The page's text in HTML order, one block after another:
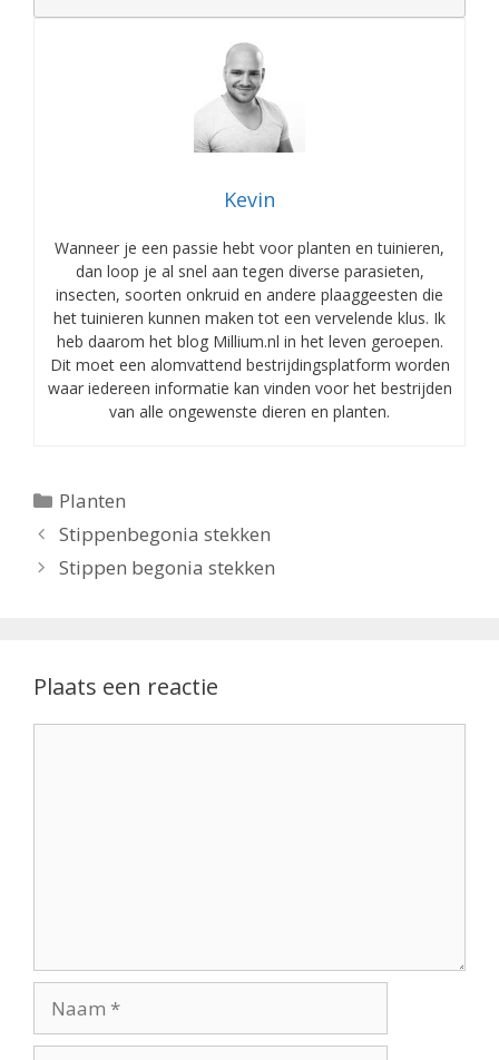
Kevin
Wanneer je een passie hebt voor planten en tuinieren,
dan loop je al snel aan tegen diverse parasieten,
insecten, soorten onkruid en andere plaaggeesten die
het tuinieren kunnen maken tot een vervelende klus. Ik
heb daarom het blog Millium.nl in het leven geroepen.
Dit moet een alomvattend bestrijdingsplatform worden
waar iedereen informatie kan vinden voor het bestrijden
van alle ongewenste dieren en planten.
Categorieën
Planten
Stippenbegonia stekken
Stippen begonia stekken
Plaats een reactie